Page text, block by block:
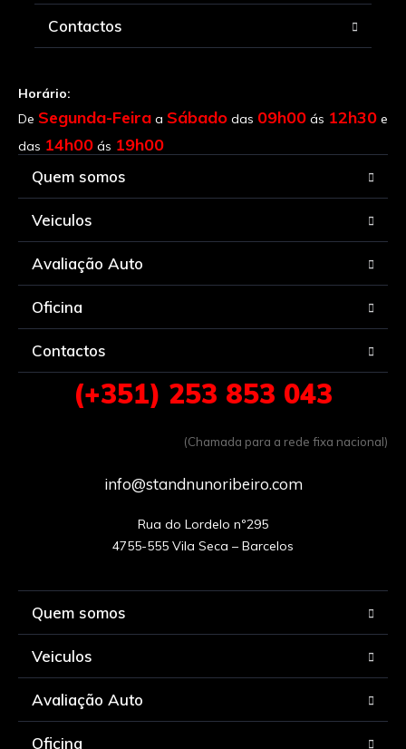
Contactos
Horário:
De Segunda-Feira a Sábado das 09h00 ás 12h30 e
das 14h00 ás 19h00
Quem somos
Veiculos
Avaliação Auto
Oficina
Contactos
(+351) 253 853 043
(Chamada para a rede fixa nacional)
info@standnunoribeiro.com
Rua do Lordelo nº295
Quem somos
Veiculos
Avaliação Auto
Oficina